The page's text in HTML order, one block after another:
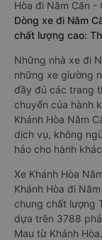
Hòa đi Năm Căn -
Dòng xe đi Năm
chất lượng cao:
Những nhà xe đi
những xe giường
đầy đủ các trang
chuyển của hành
Khánh Hòa Năm
dịch vụ, không
hảo cho hành
Xe Khánh Hòa
Khánh Hòa đi
chung chất lượng
dựa trên 3788
Mau từ Khánh Hòa.